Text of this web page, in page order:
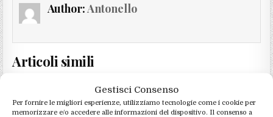
Gestisci Consenso
Per fornire le migliori esperienze, utilizziamo tecnologie come i cookie per
memorizzare e/o accedere alle informazioni del dispositivo. Il consenso a
Author:Antonello
Articoli simili